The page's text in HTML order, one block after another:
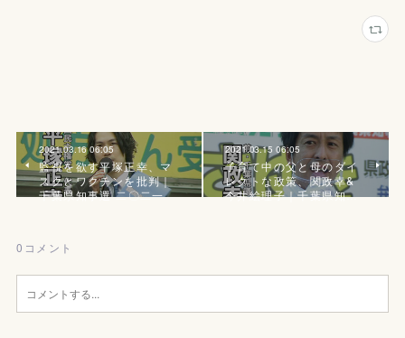
2021.03.16 06:05
監視を欲す平塚正幸、マ
スクとワクチンを批判｜
千葉県知事選 二〇二一
2021.03.15 06:05
子育て中の父と母のダイ
レクトな政策、関政幸&
今井絵理子｜千葉県知…
0 コメント